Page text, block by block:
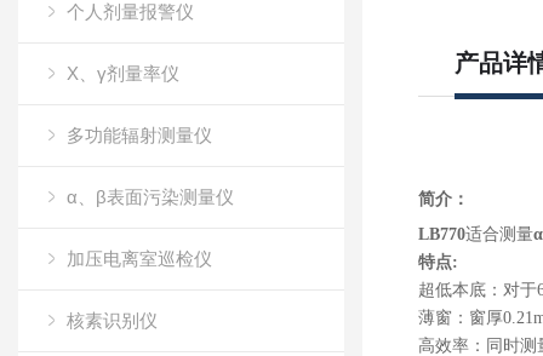
个人剂量报警仪
X、γ剂量率仪
多功能辐射测量仪
α、β表面污染测量仪
加压电离室巡检仪
核素识别仪
产品详
简介：
LB770适合测量
特点:
超低本底：对于
薄窗：窗厚
高效率：同时测